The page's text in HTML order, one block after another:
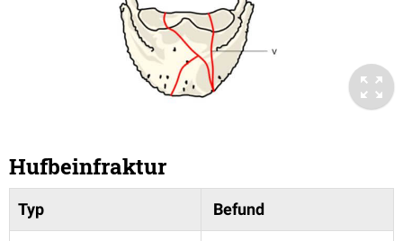
Hufbeinfraktur
Typ Befund